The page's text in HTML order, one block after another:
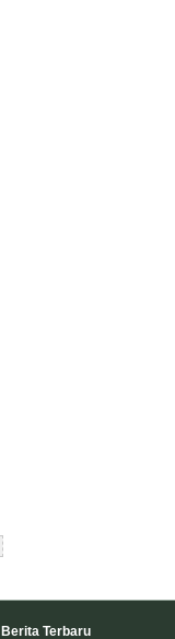
Berita Terbaru